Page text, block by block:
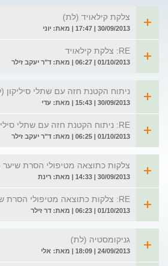
צלקת קילאויד (לת)
30/09/2013 | 17:47 | מאת: יוני
RE: צלקת קילאויד
01/10/2013 | 06:27 | מאת: ד"ר יעקב זילר
ניתוח הקטנת חזה עם שתלי סיליקון
30/09/2013 | 15:43 | מאת: עדי
RE: ניתוח הקטנת חזה עם שתלי סיליקון
01/10/2013 | 06:25 | מאת: ד"ר יעקב זילר
צלקות כתוצאה מטיפולי הסרת שיער
30/09/2013 | 14:33 | מאת: רינת
RE: צלקות כתוצאה מטיפולי הסרת שיער
01/10/2013 | 06:23 | מאת: דר זילר
גניקומסטיה (לת)
24/09/2013 | 18:09 | מאת: אלי